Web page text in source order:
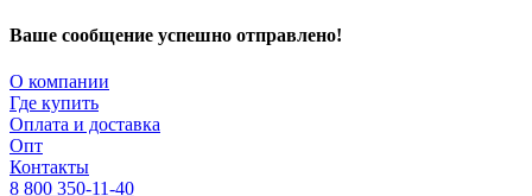
Ваше сообщение успешно отправлено!
О компании
Где купить
Оплата и доставка
Опт
Контакты
8 800 350-11-40